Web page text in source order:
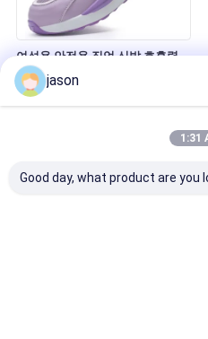
여성용 안전용 직업 신발 호흡력
강철 발가락 찌개 방지 찌개 저항
가볍고 편안한 여름 횡단 국경용
직업용 신발
jason
1:31
Good day, what product are you